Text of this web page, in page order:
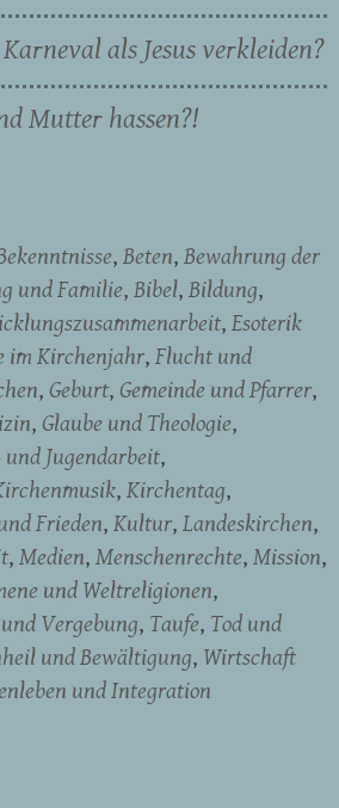
als Jesus verkleiden?
Mutter hassen?!
Beten Bewahrung der
und Familie Bibel Bildung
Esoterik
im Kirchenjahr Flucht und
Geburt Gemeinde und Pfarrer
Glaube und Theologie
Jugendarbeit
Kirchentag
Frieden Kultur Landeskirchen
Medien Menschenrechte Mission
und Weltreligionen
Vergebung Taufe Tod und
und Bewältigung Wirtschaft
und Integration